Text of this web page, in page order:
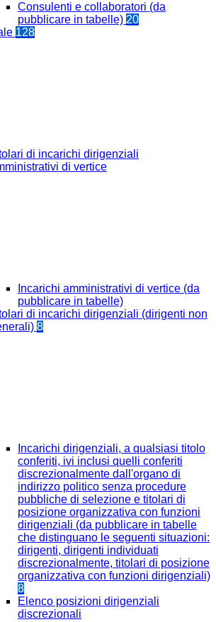
Consulenti e collaboratori (da
pubblicare in tabelle) 20
128
di incarichi dirigenziali
di vertice
Incarichi amministrativi di vertice (da
pubblicare in tabelle)
di incarichi dirigenziali (dirigenti non
8
Incarichi dirigenziali, a qualsiasi titolo
conferiti, ivi inclusi quelli conferiti
discrezionalmente dall'organo di
indirizzo politico senza procedure
pubbliche di selezione e titolari di
posizione organizzativa con funzioni
dirigenziali (da pubblicare in tabelle
che distinguano le seguenti situazioni:
dirigenti, dirigenti individuati
discrezionalmente, titolari di posizione
organizzativa con funzioni dirigenziali)
8
Elenco posizioni dirigenziali
discrezionali